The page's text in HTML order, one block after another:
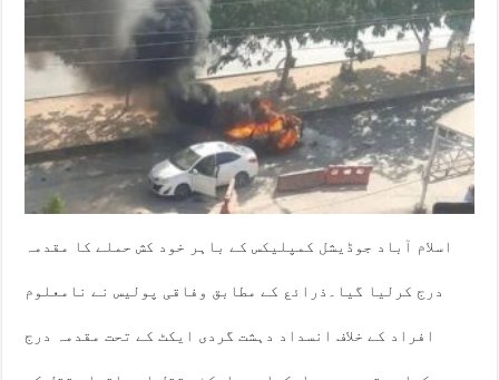
اسلام آباد جوڈیشل کمپلیکس کے باہر خود کش حملے کا مقدمہ
درج کرلیا گیا۔ذرائع کے مطابق وفاقی پولیس نے نامعلوم
افراد کے خلاف انسداد دہشت گردی ایکٹ کے تحت مقدمہ درج